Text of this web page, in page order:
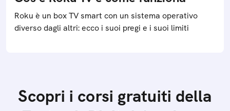
Roku è un box TV smart con un sistema operativo
diverso dagli altri: ecco i suoi pregi e i suoi limiti
Scopri i corsi gratuiti della